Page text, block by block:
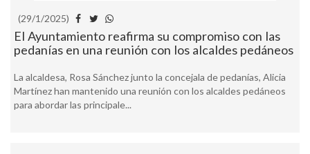
(29/1/2025)
El Ayuntamiento reafirma su compromiso con las
pedanías en una reunión con los alcaldes pedáneos
La alcaldesa, Rosa Sánchez junto la concejala de pedanías, Alicia
Martínez han mantenido una reunión con los alcaldes pedáneos
para abordar las principale...